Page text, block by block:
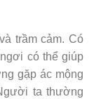
trầm cảm. Có
có thể giúp
gặp ác mộng
ta thường